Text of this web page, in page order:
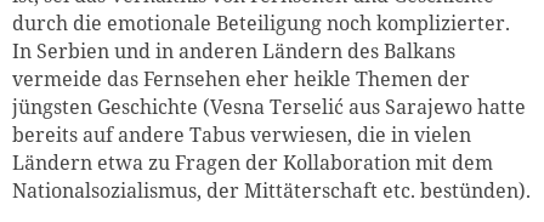
durch die emotionale Beteiligung noch komplizierter.
In Serbien und in anderen Ländern des Balkans
vermeide das Fernsehen eher heikle Themen der
jüngsten Geschichte (Vesna Terselić aus Sarajewo hatte
bereits auf andere Tabus verwiesen, die in vielen
Ländern etwa zu Fragen der Kollaboration mit dem
Nationalsozialismus, der Mittäterschaft etc. bestünden).